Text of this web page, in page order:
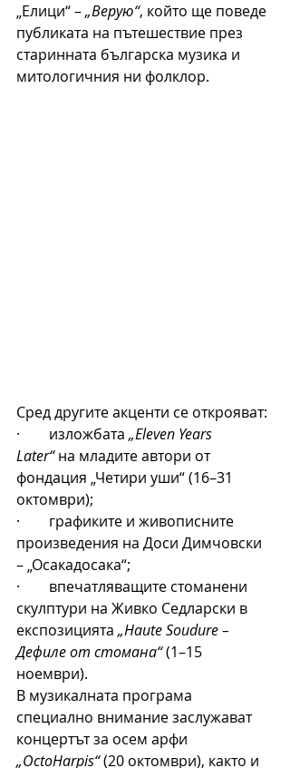
„Елици“ – „Верую“, който ще поведе
публиката на пътешествие през
старинната българска музика и
митологичния ни фолклор.
Сред другите акценти се открояват:
·        изложбата „Eleven Years
Later“ на младите автори от
фондация „Четири уши“ (16–31
октомври);
·        графиките и живописните
произведения на Доси Димчовски
– „Осакадосака“;
·        впечатляващите стоманени
скулптури на Живко Седларски в
експозицията „Haute Soudure –
Дефиле от стомана“ (1–15
ноември).
В музикалната програма
специално внимание заслужават
концертът за осем арфи
„OctoHarpis“ (20 октомври), както и